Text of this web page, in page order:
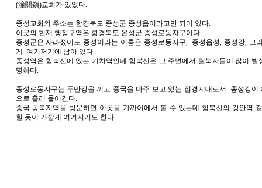
(潼關鎭)교회가 있었다.
종성교회의 주소는 함경북도 종성군 종성읍이라고만 되어 있다.
이곳의 현재 행정구역은 함경북도 온성군 종성로동자구이다.
종성군은 사라졌어도 종성이라는 이름은 종성로동자구, 종성읍성, 종성강, 그
게 여기저기에 남아 있다.
종성역은 함북선에 있는 기차역인데 함북선은 그 주변에서 탈북자들이 많이 발
명하다.
종성로동자구는 두만강을 끼고 중국을 마주 보고 있는 접경지대로서 종성강이
으로 흘러 들어간다.
중국 동북지역을 방문하면 이곳을 가까이에서 볼 수 있는데 함북선의 강안역
힐 듯이 가깝게 여겨지기도 한다.